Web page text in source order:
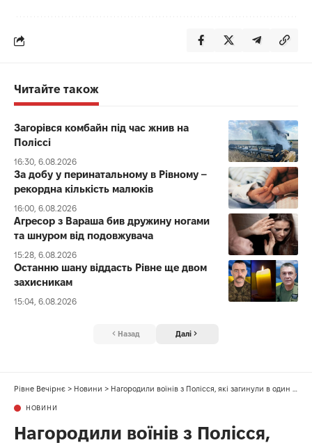
Читайте також
Загорівся комбайн під час жнив на
Поліссі
16:30, 6.08.2026
За добу у перинатальному в Рівному –
рекордна кількість малюків
16:00, 6.08.2026
Агресор з Вараша бив дружину ногами
та шнуром від подовжувача
15:28, 6.08.2026
Останню шану віддасть Рівне ще двом
захисникам
15:04, 6.08.2026
Назад Далі
Рівне Вечірнє > Новини > Нагородили воїнів з Полісся, які загинули в один день
НОВИНИ
Нагородили воїнів з Полісся,